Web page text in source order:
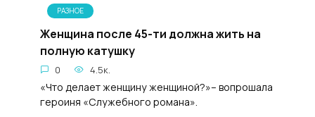
РАЗНОЕ
Женщина после 45-ти должна жить на
полную катушку
0 4.5к.
«Что делает женщину женщиной?»– вопрошала
героиня «Служебного романа».